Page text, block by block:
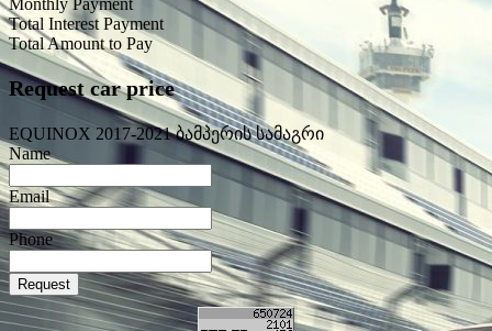
Monthly Payment
Total Interest Payment
Total Amount to Pay
Request car price
EQUINOX 2017-2021 ბამპერის სამაგრი
Name
Email
Phone
Request